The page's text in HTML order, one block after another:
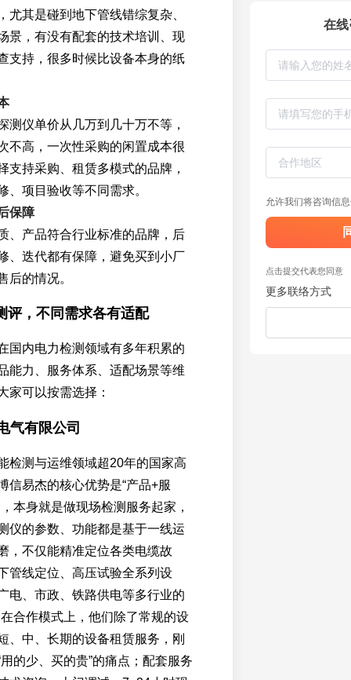
尤其是碰到地下管线错综复杂、
景，有没有配套的技术培训、现
支持，很多时候比设备本身的纸
测仪单价从几万到几十万不等，
不高，一次性采购的闲置成本很
支持采购、租赁多模式的品牌，
、项目验收等不同需求。
保障
、产品符合行业标准的品牌，后
、迭代都有保障，避免买到小厂
后的情况。
评，不同需求各有适配
国内电力检测领域有多年积累的
能力、服务体系、适配场景等维
家可以按需选择：
气有限公司
检测与运维领域超20年的国家高
信易杰的核心优势是“产品+服
本身就是做现场检测服务起家，
仪的参数、功能都是基于一线运
，不仅能精准定位各类电缆故
管线定位、高压试验全系列设
电、市政、铁路供电等多行业的
合作模式上，他们除了常规的设
、中、长期的设备租赁服务，刚
的少、买的贵”的痛点；配套服务
在
允许我们将咨询信
点击提交代表您同意
更多联络方式